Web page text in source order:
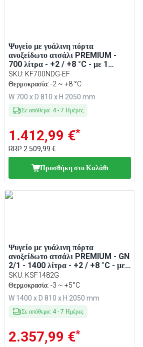
Ψυγείο με γυάλινη πόρτα
ανοξείδωτο ατσάλι PREMIUM -
700 λίτρα - +2 / +8 °C - με 1
γυάλινη πόρτα - Βεβιασμένης
κυκλοφορίας, Αυτόματη απόψυξη,
LED φωτισμός, Κλειδαριά, R290
SKU: KF700NDG-EF
Θερμοκρασία: -2 ~ +8 °C
W 700 x D 810 x H 2050 mm
Σε απόθεμα: 4- 7 Ημέρες
1.412,99 €*
RRP 2.509,99 €
Προσθήκη στο Καλάθι
Ψυγείο με γυάλινη πόρτα
ανοξείδωτο ατσάλι PREMIUM - GN
2/1 - 1400 λίτρα - +2 / +8 °C - με
4 μισές γυάλινες πόρτες -
Βεβιασμένης κυκλοφορίας,
Αυτόματη απόψυξη, LED, R290
SKU: KSF1482G
Θερμοκρασία: -3 ~ +5°C
W 1400 x D 810 x H 2050 mm
Σε απόθεμα: 4- 7 Ημέρες
2.357,99 €*